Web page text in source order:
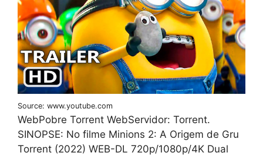
Source: www.youtube.com
WebPobre Torrent WebServidor: Torrent.
SINOPSE: No filme Minions 2: A Origem de Gru
Torrent (2022) WEB-DL 720p/1080p/4K Dual